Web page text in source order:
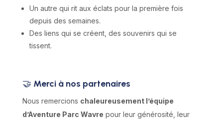
Un autre qui rit aux éclats pour la première fois
depuis des semaines.
Des liens qui se créent, des souvenirs qui se
tissent.
🤝 Merci à nos partenaires
Nous remercions chaleureusement l’équipe
d’Aventure Parc Wavre pour leur générosité, leur